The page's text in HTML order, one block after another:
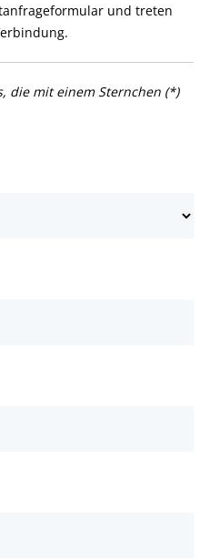
und treten
die mit einem Sternchen (*)